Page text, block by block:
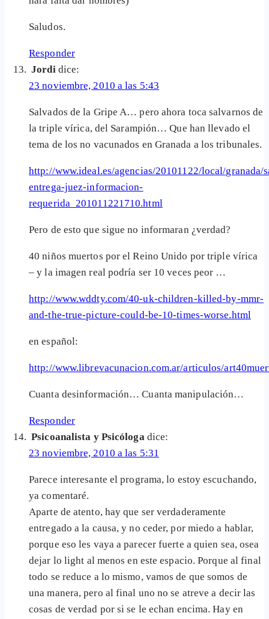
Saludos.
Responder
Jordi dice:
23 noviembre, 2010 a las 5:43
Salvados de la Gripe A… pero ahora toca salvarnos de
la triple vírica, del Sarampión… Que han llevado el
tema de los no vacunados en Granada a los tribunales.
http://www.ideal.es/agencias/20101122/local/granada/
entrega-juez-informacion-
requerida_201011221710.html
Pero de esto que sigue no informaran ¿verdad?
40 niños muertos por el Reino Unido por triple vírica
– y la imagen real podría ser 10 veces peor …
http://www.wddty.com/40-uk-children-killed-by-mmr-
and-the-true-picture-could-be-10-times-worse.html
en español:
http://www.librevacunacion.com.ar/articulos/
Cuanta desinformación… Cuanta manipulación…
Responder
Psicoanalista y Psicóloga dice:
23 noviembre, 2010 a las 5:31
Parece interesante el programa, lo estoy escuchando,
ya comentaré.
Aparte de atento, hay que ser verdaderamente
entregado a la causa, y no ceder, por miedo a hablar,
porque eso les vaya a parecer fuerte a quien sea, osea
dejar lo light al menos en este espacio. Porque al final
todo se reduce a lo mismo, vamos de que somos de
una manera, pero al final uno no se atreve a decir las
cosas de verdad por si se le echan encima. Hay en